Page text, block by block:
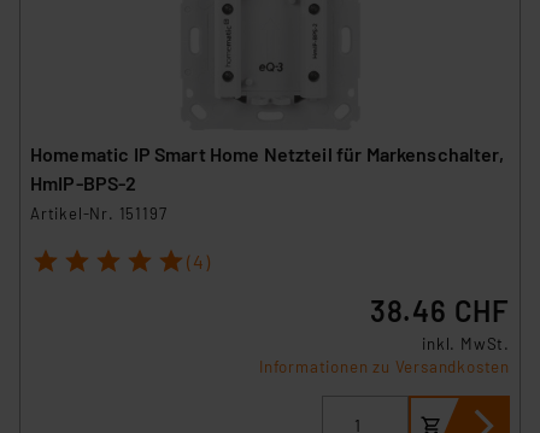
Homematic IP Smart Home Netzteil für Markenschalter,
HmIP-BPS-2
Artikel-Nr. 151197
1 2 3 4 5 (4)
38.46 CHF
inkl. MwSt.
Informationen zu Versandkosten